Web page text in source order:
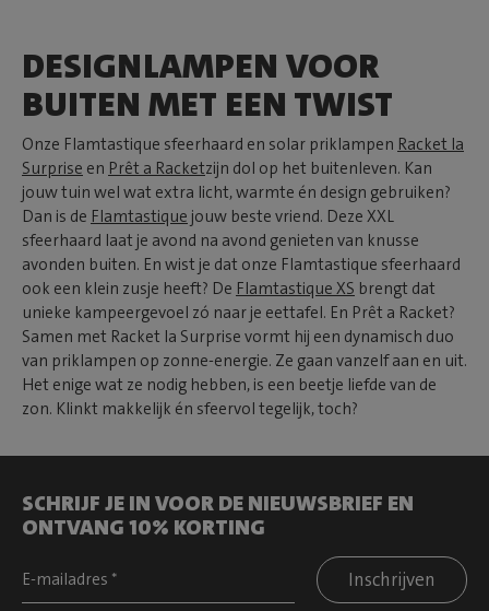
DESIGNLAMPEN VOOR
BUITEN MET EEN TWIST
Onze Flamtastique sfeerhaard en solar priklampen Racket la
Surprise en Prêt a Racketzijn dol op het buitenleven. Kan
jouw tuin wel wat extra licht, warmte én design gebruiken?
Dan is de Flamtastique jouw beste vriend. Deze XXL
sfeerhaard laat je avond na avond genieten van knusse
avonden buiten. En wist je dat onze Flamtastique sfeerhaard
ook een klein zusje heeft? De Flamtastique XS brengt dat
unieke kampeergevoel zó naar je eettafel. En Prêt a Racket?
Samen met Racket la Surprise vormt hij een dynamisch duo
van priklampen op zonne-energie. Ze gaan vanzelf aan en uit.
Het enige wat ze nodig hebben, is een beetje liefde van de
zon. Klinkt makkelijk én sfeervol tegelijk, toch?
SCHRIJF JE IN VOOR DE NIEUWSBRIEF EN
ONTVANG 10% KORTING
Inschrijven